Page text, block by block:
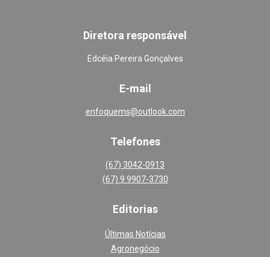
Diretora responsável
Edcéia Pereira Gonçalves
E-mail
enfoquems@outlook.com
Telefones
(67) 3042-0913
(67) 9 9907-3730
Editorias
Últimas Notícias
Agronegócio